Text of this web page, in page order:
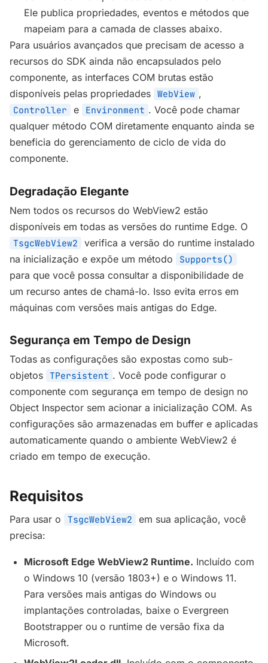
Ele publica propriedades, eventos e métodos que
mapeiam para a camada de classes abaixo.
Para usuários avançados que precisam de acesso a
recursos do SDK ainda não encapsulados pelo
componente, as interfaces COM brutas estão
disponíveis pelas propriedades WebView ,
Controller e Environment . Você pode chamar
qualquer método COM diretamente enquanto ainda se
beneficia do gerenciamento de ciclo de vida do
componente.
Degradação Elegante
Nem todos os recursos do WebView2 estão
disponíveis em todas as versões do runtime Edge. O
TsgcWebView2
verifica a versão do runtime instalado
na inicialização e expõe um método
Supports()
para que você possa consultar a disponibilidade de
um recurso antes de chamá-lo. Isso evita erros em
máquinas com versões mais antigas do Edge.
Segurança em Tempo de Design
Todas as configurações são expostas como sub-
objetos TPersistent . Você pode configurar o
componente com segurança em tempo de design no
Object Inspector sem acionar a inicialização COM. As
configurações são armazenadas em buffer e aplicadas
automaticamente quando o ambiente WebView2 é
criado em tempo de execução.
Requisitos
Para usar o TsgcWebView2
em sua aplicação, você
precisa:
Microsoft Edge WebView2 Runtime. Incluído com
o Windows 10 (versão 1803+) e o Windows 11.
Para versões mais antigas do Windows ou
implantações controladas, baixe o Evergreen
Bootstrapper ou o runtime de versão fixa da
Microsoft.